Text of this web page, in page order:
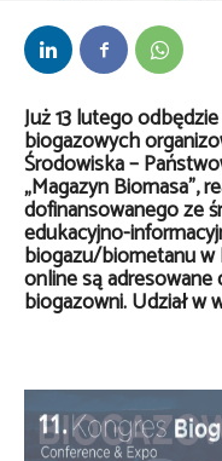
Już 13 lutego
biogazowych
Środowiska –
„Magazyn Biomasa”,
dofinansowanego ze
edukacyjno-
biogazu/biometanu w
online są
biogazowni. Udział w